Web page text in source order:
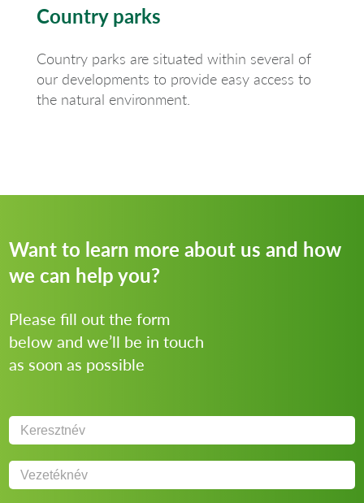
Country parks
Country parks are situated within several of
our developments to provide easy access to
the natural environment.
Want to learn more about us and how
we can help you?
Please fill out the form
below and we’ll be in touch
as soon as possible